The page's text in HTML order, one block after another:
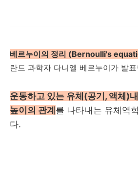
베르누이의 정리 (Bernoulli's
란드 과학자 다니엘 베르누이가 발
운동하고 있는 유체(공기, 액체)
높이의 관계 를 나타내는 유체역
다.